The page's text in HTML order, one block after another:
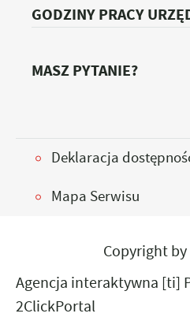
GODZINY PRACY
MASZ PYTANIE?
Deklaracja
Mapa Serwisu
Copyright
Agencja interaktywna [ti]
2ClickPortal